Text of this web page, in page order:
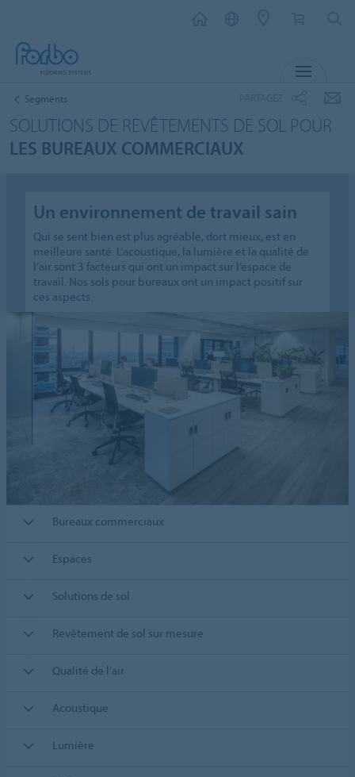
Segments
SOLUTIONS DE REVÊTEMENTS DE SOL POUR
LES BUREAUX COMMERCIAUX
Un environnement de travail sain
Qui se sent bien est plus agréable, dort mieux, est en
meilleure santé. L’acoustique, la lumière et la qualité de
l’air sont 3 facteurs qui ont un impact sur l’espace de
travail. Nos sols pour bureaux ont un impact positif sur
ces aspects.
Bureaux commerciaux
Espaces
Solutions de sol
Revêtement de sol sur mesure
Qualité de l’air
Acoustique
Lumière